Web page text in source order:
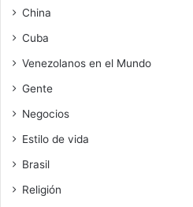
China
Cuba
Venezolanos en el Mundo
Gente
Negocios
Estilo de vida
Brasil
Religión